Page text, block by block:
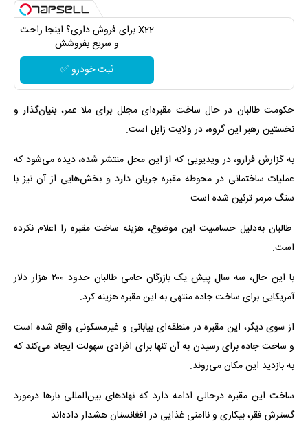
X22 برای فروش داری؟ اینجا راحت
و سریع بفروشش
ثبت خودرو ✅
حکومت طالبان در حال ساخت مقبره‌ای مجلل برای ملا عمر، بنیان‌گذار و
نخستین رهبر این گروه، در ولایت زابل است.
به گزارش فرارو، در ویدیویی که از این محل منتشر شده، دیده می‌شود که
عملیات ساختمانی در محوطه مقبره جریان دارد و بخش‌هایی از آن نیز با
سنگ مرمر تزئین شده است.
طالبان به‌دلیل حساسیت این موضوع، هزینه ساخت مقبره را اعلام نکرده
است.
با این حال، سه سال پیش یک بازرگان حامی طالبان حدود ۲۰۰ هزار دلار
آمریکایی برای ساخت جاده منتهی به این مقبره هزینه کرد.
از سوی دیگر، این مقبره در منطقه‌ای بیابانی و غیرمسکونی واقع شده است
و ساخت جاده برای رسیدن به آن تنها برای افرادی سهولت ایجاد می‌کند که
به بازدید این مکان می‌روند.
ساخت این مقبره درحالی ادامه دارد که نهادهای بین‌المللی بارها درمورد
گسترش فقر، بیکاری و ناامنی غذایی در افغانستان هشدار داده‌اند.